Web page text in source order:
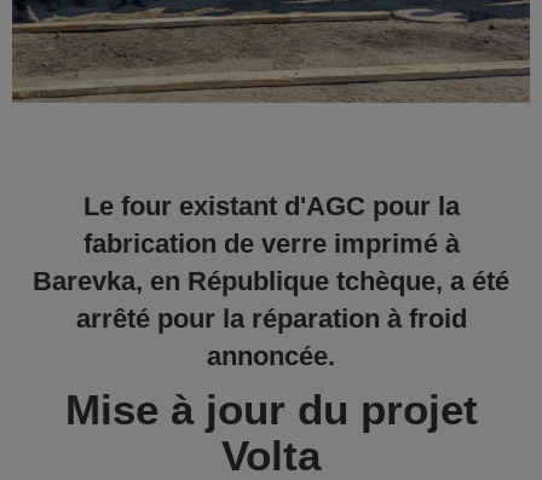
Le four existant d'AGC pour la
fabrication de verre imprimé à
Barevka, en République tchèque, a été
arrêté pour la réparation à froid
annoncée.
Mise à jour du projet
Volta